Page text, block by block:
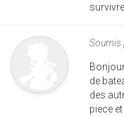
survivre
Soumis
de
des
piece